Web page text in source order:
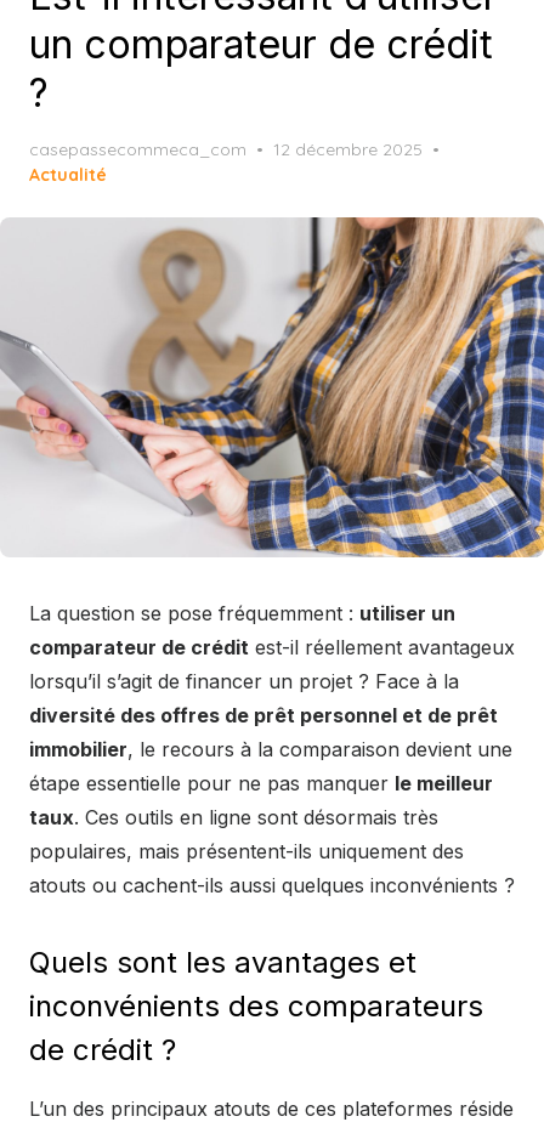
un comparateur de crédit
?
casepassecommeca_com
Posted
12 décembre 2025
Actualité
La question se pose fréquemment : utiliser un
comparateur de crédit est-il réellement avantageux
lorsqu’il s’agit de financer un projet ? Face à la
diversité des offres de prêt personnel et de prêt
immobilier, le recours à la comparaison devient une
étape essentielle pour ne pas manquer le meilleur
taux. Ces outils en ligne sont désormais très
populaires, mais présentent-ils uniquement des
atouts ou cachent-ils aussi quelques inconvénients ?
Quels sont les avantages et
inconvénients des comparateurs
de crédit ?
L’un des principaux atouts de ces plateformes réside